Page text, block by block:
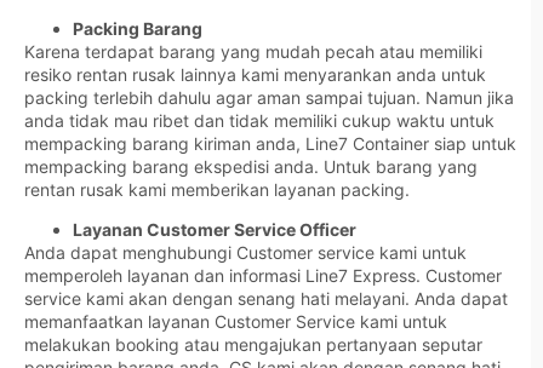
Packing Barang
Karena terdapat barang yang mudah pecah atau memiliki
resiko rentan rusak lainnya kami menyarankan anda untuk
packing terlebih dahulu agar aman sampai tujuan. Namun jika
anda tidak mau ribet dan tidak memiliki cukup waktu untuk
mempacking barang kiriman anda, Line7 Container siap untuk
mempacking barang ekspedisi anda. Untuk barang yang
rentan rusak kami memberikan layanan packing.
Layanan Customer Service Officer
Anda dapat menghubungi Customer service kami untuk
memperoleh layanan dan informasi Line7 Express. Customer
service kami akan dengan senang hati melayani. Anda dapat
memanfaatkan layanan Customer Service kami untuk
melakukan booking atau mengajukan pertanyaan seputar